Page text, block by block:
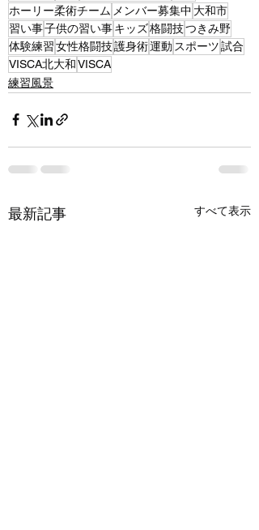
ホーリー柔術チーム メンバー募集中 大和市
習い事子供の習い事キッズ格闘技つきみ野
体験練習女性格闘技護身術運動 スポーツ試合
VISCA北大和VISCA
練習風景
最新記事 すべて表示